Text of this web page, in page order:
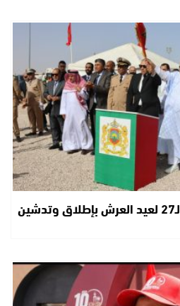
العيون تحتفي بالذكرى الـ27 لعيد العرش بإطلاق وتدشين